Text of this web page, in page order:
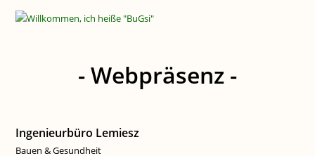
- Webpräsenz -
Ingenieurbüro Lemiesz
Bauen & Gesundheit